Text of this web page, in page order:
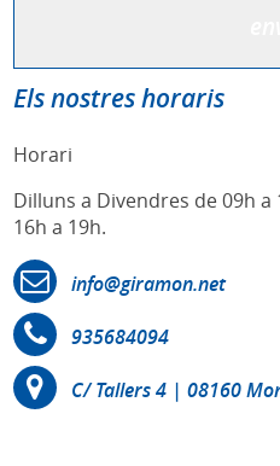
Els nostres horaris
Horari
Dilluns a Divendres de 09h
16h a 19h.
info@giramon.net
935684094
C/ Tallers 4 | 08160